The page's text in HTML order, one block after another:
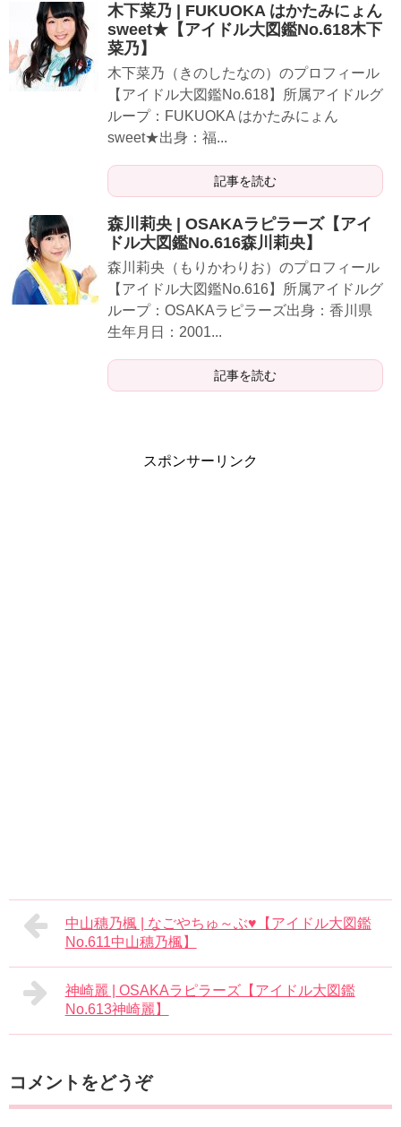
木下菜乃 | FUKUOKA はかたみにょん
sweet★【アイドル大図鑑No.618木下
菜乃】
木下菜乃（きのしたなの）のプロフィール
【アイドル大図鑑No.618】所属アイドルグ
ループ：FUKUOKA はかたみにょん
sweet★出身：福...
記事を読む
森川莉央 | OSAKAラピラーズ【アイ
ドル大図鑑No.616森川莉央】
森川莉央（もりかわりお）のプロフィール
【アイドル大図鑑No.616】所属アイドルグ
ループ：OSAKAラピラーズ出身：香川県
生年月日：2001...
記事を読む
スポンサーリンク
中山穗乃楓 | なごやちゅ～ぶ♥【アイドル大図鑑
No.611中山穗乃楓】
神崎麗 | OSAKAラピラーズ【アイドル大図鑑
No.613神崎麗】
コメントをどうぞ